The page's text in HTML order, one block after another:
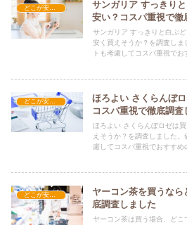
どこが安い？-飲料・酒・ジュース
サンガリア すっきり
安い？コスパ重視で徹
サンガリア すっきりと白ぶ
安く買えそうか？を調査し
トも考慮してコスパ重視でお
どこが安い？-飲料・酒・ジュース
ほろよい さくらんぼ
コスパ重視で徹底調査
ほろよい さくらんぼロゼは
えそうか？を調査しました
慮してコスパ重視でおすすめ
どこが安い？-飲料・酒・ジュース
ヤーコン茶を買うな
底調査しました
ヤーコン茶は買う場合、ど